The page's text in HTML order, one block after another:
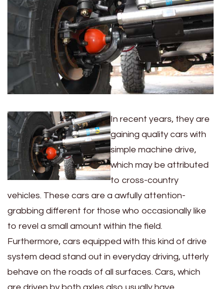
In recent years, they are
gaining quality cars with
simple machine drive,
which may be attributed
to cross-country
vehicles. These cars are a awfully attention-
grabbing different for those who occasionally like
to revel a small amount within the field.
Furthermore, cars equipped with this kind of drive
system dead stand out in everyday driving, utterly
behave on the roads of all surfaces. Cars, which